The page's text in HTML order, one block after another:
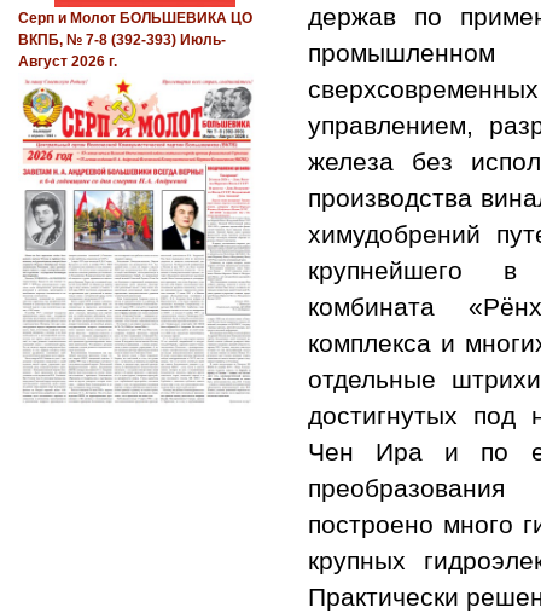
держав по
промышленном
управлением,
железа без
производства
химудобрений
крупнейшего в
комбината
комплекса и
отдельные
достигнутых под
Чен Ира и по
построено много
крупных
Практически
Серп и Молот БОЛЬШЕВИКА ЦО
ВКПБ, № 7-8 (392-393) Июль-
Август 2026 г.